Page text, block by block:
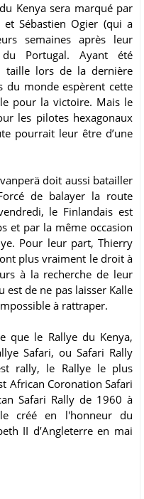
Kenya sera marqué par
Sébastien Ogier (qui a
semaines après leur
Portugal. Ayant été
taille lors de la dernière
du monde espèrent cette
pour la victoire. Mais le
les pilotes hexagonaux
pourrait leur être d’une
doit aussi batailler
de balayer la route
le Finlandais est
et par la même occasion
Pour leur part, Thierry
plus vraiment le droit à
à la recherche de leur
est de ne pas laisser Kalle
à rattraper.
que le Rallye du Kenya,
Safari, ou Safari Rally
rally, le Rallye le plus
African Coronation Safari
Safari Rally de 1960 à
créé en l'honneur du
II d’Angleterre en mai